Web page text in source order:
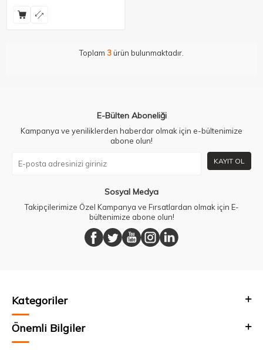
Toplam 3ürün bulunmaktadır.
E-Bülten Aboneliği
Kampanya ve yeniliklerden haberdar olmak için e-bültenimize
abone olun!
KAYIT OL
Sosyal Medya
Takipçilerimize Özel Kampanya ve Fırsatlardan olmak için E-
bültenimize abone olun!
Kategoriler
Önemli Bilgiler